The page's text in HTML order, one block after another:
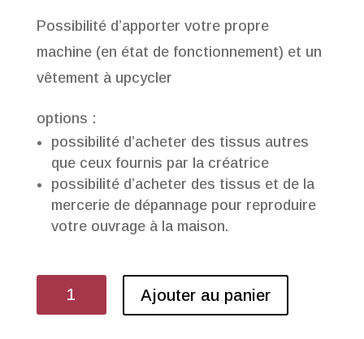
Possibilité d’apporter votre propre
machine (en état de fonctionnement) et un
vêtement à upcycler
options :
possibilité d’acheter des tissus autres
que ceux fournis par la créatrice
possibilité d’acheter des tissus et de la
mercerie de dépannage pour reproduire
votre ouvrage à la maison.
quantité
de
Ajouter au panier